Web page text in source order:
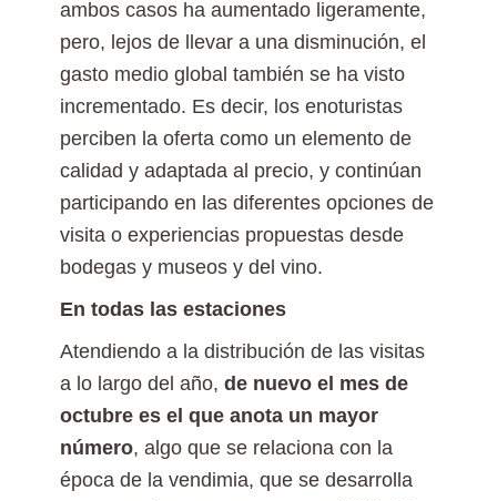
ambos casos ha aumentado ligeramente,
pero, lejos de llevar a una disminución, el
gasto medio global también se ha visto
incrementado. Es decir, los enoturistas
perciben la oferta como un elemento de
calidad y adaptada al precio, y continúan
participando en las diferentes opciones de
visita o experiencias propuestas desde
bodegas y museos y del vino.
En todas las estaciones
Atendiendo a la distribución de las visitas
a lo largo del año, de nuevo el mes de
octubre es el que anota un mayor
número, algo que se relaciona con la
época de la vendimia, que se desarrolla